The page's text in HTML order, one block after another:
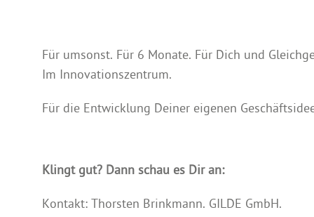
Für umsonst. Für 6 Monate. Für Dich und
Im Innovationszentrum.
Für die Entwicklung Deiner eigenen
Klingt gut? Dann schau es Dir an:
Kontakt: Thorsten Brinkmann. GILDE GmbH.